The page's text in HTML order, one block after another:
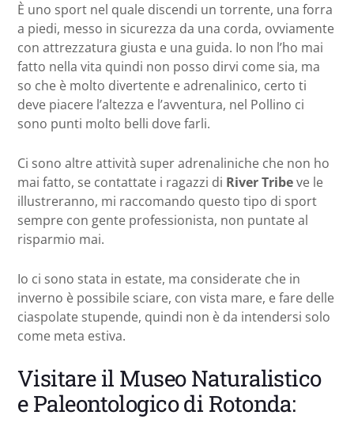
È uno sport nel quale discendi un torrente, una forra
a piedi, messo in sicurezza da una corda, ovviamente
con attrezzatura giusta e una guida. Io non l’ho mai
fatto nella vita quindi non posso dirvi come sia, ma
so che è molto divertente e adrenalinico, certo ti
deve piacere l’altezza e l’avventura, nel Pollino ci
sono punti molto belli dove farli.
Ci sono altre attività super adrenaliniche che non ho
mai fatto, se contattate i ragazzi di River Tribeve le
illustreranno, mi raccomando questo tipo di sport
sempre con gente professionista, non puntate al
risparmio mai.
Io ci sono stata in estate, ma considerate che in
inverno è possibile sciare, con vista mare, e fare delle
ciaspolate stupende, quindi non è da intendersi solo
come meta estiva.
Visitare il Museo Naturalistico
e Paleontologico di Rotonda: